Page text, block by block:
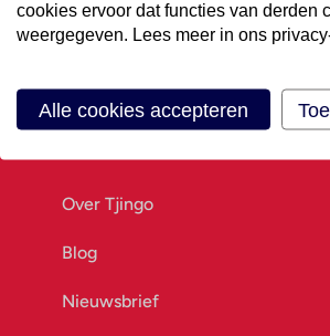
Ons bedrijf
Over Tjingo
Blog
Nieuwsbrief
cookies ervoor dat functies van derden
weergegeven. Lees meer in ons
Alle cookies accepteren